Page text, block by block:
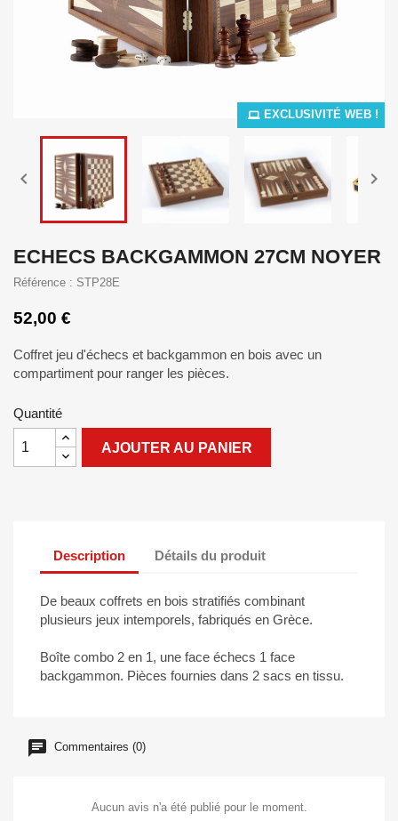
EXCLUSIVITÉ WEB !
 
ECHECS BACKGAMMON 27CM NOYER
Référence : STP28E
52,00 €
Coffret jeu d'échecs et backgammon en bois avec un
compartiment pour ranger les pièces.
Quantité
AJOUTER AU PANIER
Description Détails du produit
De beaux coffrets en bois stratifiés combinant
plusieurs jeux intemporels, fabriqués en Grèce.
Boîte combo 2 en 1, une face échecs 1 face
backgammon. Pièces fournies dans 2 sacs en tissu.
Commentaires (0)
Aucun avis n'a été publié pour le moment.